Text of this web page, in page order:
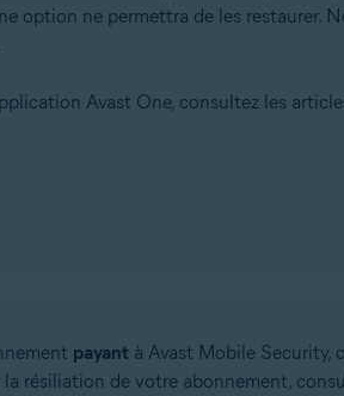
option ne permettra de les restaurer.
Avast One, consultez les
payant à Avast Mobile Security,
résiliation de votre abonnement,